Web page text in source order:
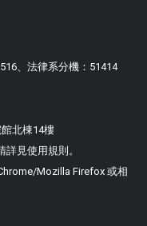
、法律系分機：51414
北棟14樓
詳見使用規則 。
Mozilla Firefox 或相